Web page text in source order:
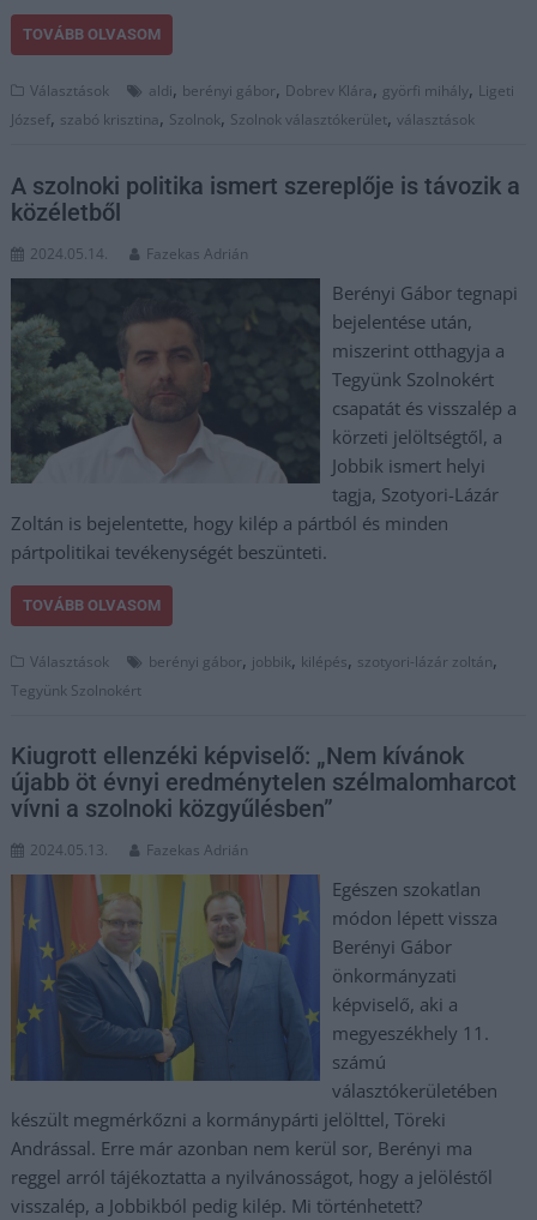
TOVÁBB OLVASOM
Választások aldi, berényi gábor, Dobrev Klára, györfi mihály, Ligeti
József, szabó krisztina, Szolnok, Szolnok választókerület,választások
A szolnoki politika ismert szereplője is távozik a
közéletből
2024.05.14. Fazekas Adrián
Berényi Gábor tegnapi
bejelentése után,
miszerint otthagyja a
Tegyünk Szolnokért
csapatát és visszalép a
körzeti jelöltségtől, a
Jobbik ismert helyi
tagja, Szotyori-Lázár
Zoltán is bejelentette, hogy kilép a pártból és minden
pártpolitikai tevékenységét beszünteti.
TOVÁBB OLVASOM
Választások berényi gábor, jobbik, kilépés, szotyori-lázár zoltán,
Tegyünk Szolnokért
Kiugrott ellenzéki képviselő: „Nem kívánok
újabb öt évnyi eredménytelen szélmalomharcot
vívni a szolnoki közgyűlésben”
2024.05.13. Fazekas Adrián
Egészen szokatlan
módon lépett vissza
Berényi Gábor
önkormányzati
képviselő, aki a
megyeszékhely 11.
számú
választókerületében
készült megmérkőzni a kormánypárti jelölttel, Töreki
Andrással. Erre már azonban nem kerül sor, Berényi ma
reggel arról tájékoztatta a nyilvánosságot, hogy a jelöléstől
visszalép, a Jobbikból pedig kilép. Mi történhetett?